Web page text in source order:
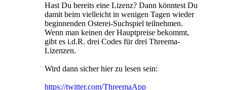
Hast Du bereits eine Lizenz? Dann könntest Du
damit beim vielleicht in wenigen Tagen wieder
beginnenden Osterei-Suchspiel teilnehmen.
Wenn man keinen der Hauptpreise bekommt,
gibt es i.d.R. drei Codes für drei Threema-
Lizenzen.
Wird dann sicher hier zu lesen sein:
https://twitter.com/ThreemaApp